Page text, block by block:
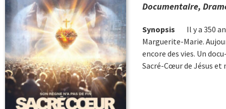
Documentaire,
Synopsis
Il y a 350
Marguerite-Marie.
encore des vies. Un
Sacré-Cœur de Jésus